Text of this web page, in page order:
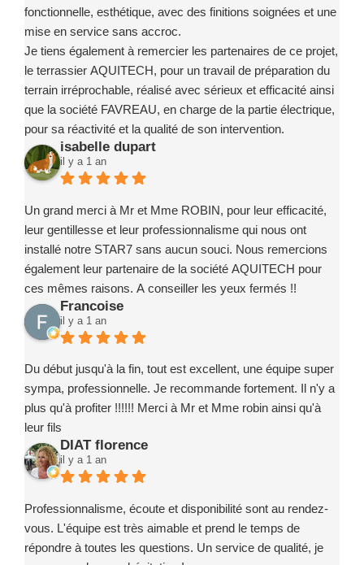
fonctionnelle, esthétique, avec des finitions soignées et une
mise en service sans accroc.
Je tiens également à remercier les partenaires de ce projet,
le terrassier AQUITECH, pour un travail de préparation du
terrain irréprochable, réalisé avec sérieux et efficacité ainsi
que la société FAVREAU, en charge de la partie électrique,
pour sa réactivité et la qualité de son intervention.
Ce projet a été un exemple de coordination réussie, grâce à
des intervenants compétents, fiables et investis.
Je recommande sans la moindre hésitation l’entreprise
Marc ROBIN PISCINE et ses partenaires à toute personne
souhaitant concrétiser un projet de piscine en toute
confiance.
isabelle dupart
il y a 1 an
Un grand merci à Mr et Mme ROBIN, pour leur efficacité,
leur gentillesse et leur professionnalisme qui nous ont
installé notre STAR7 sans aucun souci. Nous remercions
également leur partenaire de la société AQUITECH pour
ces mêmes raisons. A conseiller les yeux fermés !!
Francoise
il y a 1 an
Du début jusqu'à la fin, tout est excellent, une équipe super
sympa, professionnelle. Je recommande fortement. Il n'y a
plus qu'à profiter !!!!!! Merci à Mr et Mme robin ainsi qu'à
leur fils
DIAT florence
il y a 1 an
Professionnalisme, écoute et disponibilité sont au rendez-
vous. L'équipe est très aimable et prend le temps de
répondre à toutes les questions. Un service de qualité, je